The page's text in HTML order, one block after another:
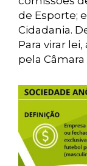
de Esporte;
Cidadania.
Para virar
pela